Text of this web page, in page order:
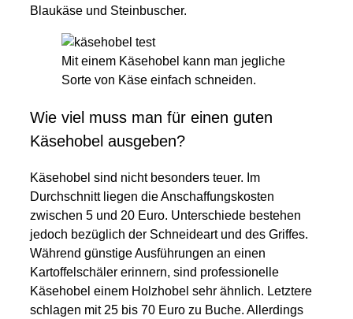
Blaukäse und Steinbuscher.
Mit einem Käsehobel kann man jegliche
Sorte von Käse einfach schneiden.
Wie viel muss man für einen guten
Käsehobel ausgeben?
Käsehobel sind nicht besonders teuer. Im
Durchschnitt liegen die Anschaffungskosten
zwischen 5 und 20 Euro. Unterschiede bestehen
jedoch bezüglich der Schneideart und des Griffes.
Während günstige Ausführungen an einen
Kartoffelschäler erinnern, sind professionelle
Käsehobel einem Holzhobel sehr ähnlich. Letztere
schlagen mit 25 bis 70 Euro zu Buche. Allerdings